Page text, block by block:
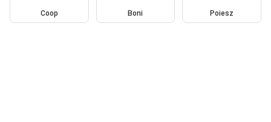
Coop Boni Poiesz